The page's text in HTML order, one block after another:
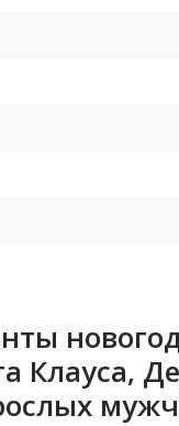
Клауса,